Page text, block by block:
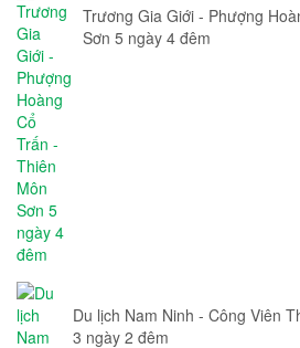
Trương Gia Giới - Phượng
Sơn 5 ngày 4 đêm
Du lịch Nam Ninh - Công Viên
3 ngày 2 đêm